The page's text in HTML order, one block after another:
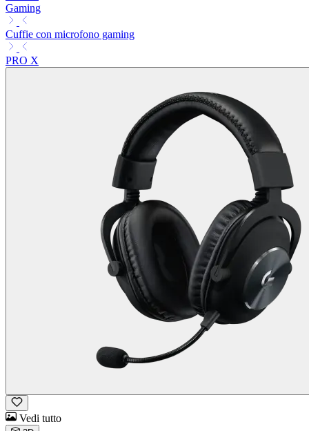
Gaming
Cuffie con microfono gaming
PRO X
Vedi tutto